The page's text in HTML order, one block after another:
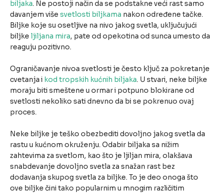
biljaka. Ne postoji način da se podstakne veći rast samo
davanjem više svetlosti biljkama nakon određene tačke.
Biljke koje su osetljive na nivo jakog svetla, uključujući
biljke ljiljana mira, pate od opekotina od sunca umesto da
reaguju pozitivno.
Ograničavanje nivoa svetlosti je često ključ za pokretanje
cvetanja i kod tropskih kućnih biljaka. U stvari, neke biljke
moraju biti smeštene u ormar i potpuno blokirane od
svetlosti nekoliko sati dnevno da bi se pokrenuo ovaj
proces.
Neke biljke je teško obezbediti dovoljno jakog svetla da
rastu u kućnom okruženju. Odabir biljaka sa nižim
zahtevima za svetlom, kao što je ljiljan mira, olakšava
snabdevanje dovoljno svetla za snažan rast bez
dodavanja skupog svetla za biljke. To je deo onoga što
ove biljke čini tako popularnim u mnogim različitim